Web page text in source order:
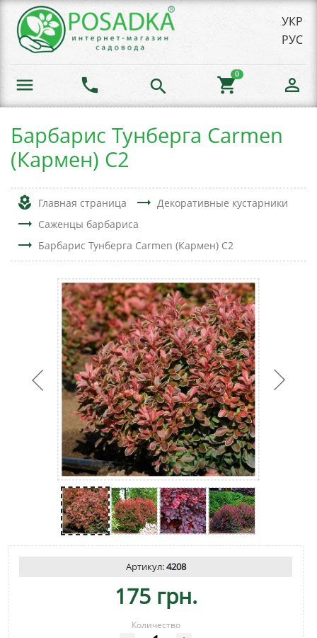
УКР
РУС
menu phone search shopping_cart
0
person_outline
Барбарис Тунберга Carmen
(Кармен) С2
local_florist Главная страница trending_flat Декоративные кустарники
trending_flat Саженцы барбариса
trending_flat Барбарис Тунберга Carmen (Кармен) С2
Артикул:4208
175 грн.
Количество